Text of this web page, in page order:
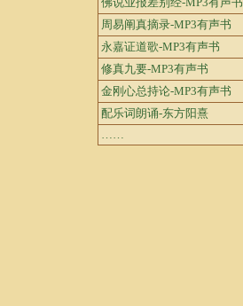
周易阐真摘录-MP3有声书
永嘉证道歌-MP3有声书
修真九要-MP3有声书
金刚心总持论-MP3有声书
配乐词朗诵-东方阳熹
……